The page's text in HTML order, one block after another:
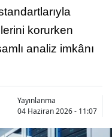
korurken
analiz imkânı
Yayınlanma
04 Haziran 2026 - 11:07